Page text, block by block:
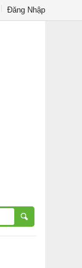
Đăng Nhập